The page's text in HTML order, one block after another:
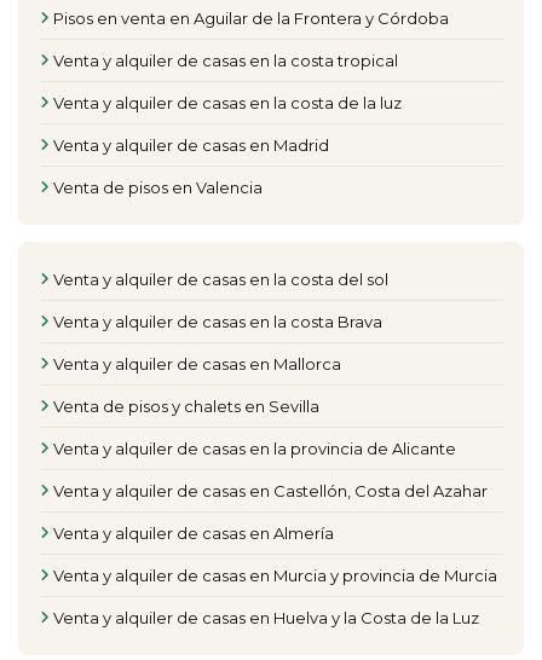
Pisos en venta en Aguilar de la Frontera y Córdoba
Venta y alquiler de casas en la costa tropical
Venta y alquiler de casas en la costa de la luz
Venta y alquiler de casas en Madrid
Venta de pisos en Valencia
Venta y alquiler de casas en la costa del sol
Venta y alquiler de casas en la costa Brava
Venta y alquiler de casas en Mallorca
Venta de pisos y chalets en Sevilla
Venta y alquiler de casas en la provincia de Alicante
Venta y alquiler de casas en Castellón, Costa del Azahar
Venta y alquiler de casas en Almería
Venta y alquiler de casas en Murcia y provincia de Murcia
Venta y alquiler de casas en Huelva y la Costa de la Luz